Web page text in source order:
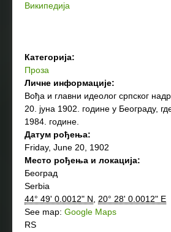
Википедија
Категорија:
Проза
Личне информације:
Вођа и главни идеолог српског
20. јуна 1902. године у Београду,
1984. године.
Датум рођења:
Friday, June 20, 1902
Место рођења и локација:
Београд
Serbia
44° 49' 0.0012" N
20° 28' 0.0012" E
See map: Google Maps
RS